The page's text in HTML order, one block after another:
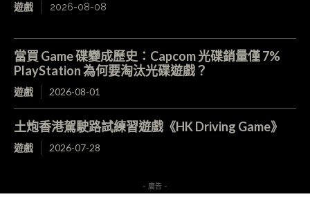
遊戲 2026-08-08
當買 Game 碟變成歷史：Capcom 光碟銷量僅 7%
PlayStation 為何要淘汰光碟遊戲？
遊戲 2026-08-01
土炮香港駕駛路試練習遊戲《HK Driving Game》
遊戲 2026-07-28
- 廣告 -